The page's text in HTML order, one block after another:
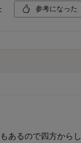
参考になった
あるので四方からし